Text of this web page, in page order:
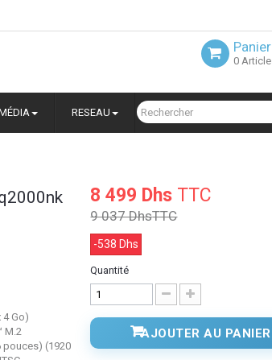
Panier
0 Article
RESEAU
4 Go)
M.2
pouces) (1920
8 499 Dhs TTC
9 037 DhsTTC
-538 Dhs
Quantité
AJOUTER AU PANIER